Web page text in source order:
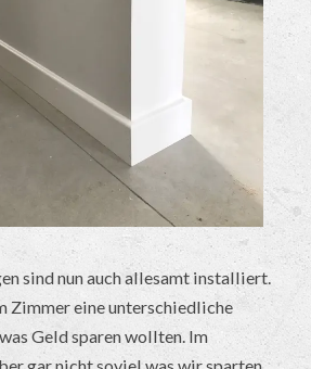
sind nun auch allesamt installiert.
Zimmer eine unterschiedliche
Geld sparen wollten. Im